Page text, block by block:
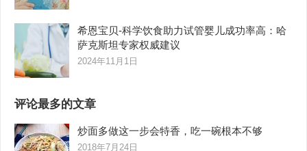
希恩宝贝-科学饮食助力试管婴儿成功率高：哈
萨克斯坦专家权威建议
2024年11月1日
评论最多的文章
炒面多做这一步会特香，吃一碗根本不够
2018年7月24日